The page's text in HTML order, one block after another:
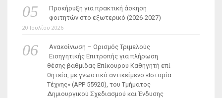
Προκήρυξη για πρακτική άσκηση
φοιτητών στο εξωτερικό (2026-2027)
20 Ιουλίου 2026
Ανακοίνωση – Ορισμός Τριμελούς
Εισηγητικής Επιτροπής για πλήρωση
θέσης βαθμίδας Επίκουρου Καθηγητή επί
θητεία, με γνωστικό αντικείμενο «Ιστορία
Τέχνης» (ΑΡΡ 55920), του Τμήματος
Δημιουργικού Σχεδιασμού και Ένδυσης